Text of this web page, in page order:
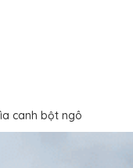
canh bột ngô